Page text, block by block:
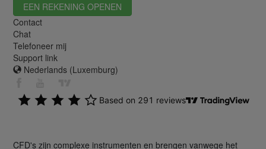
EEN REKENING OPENEN
Contact
Chat
Telefoneer mij
Support link
Nederlands (Luxemburg)
CFD's zijn complexe instrumenten en brengen vanwege het